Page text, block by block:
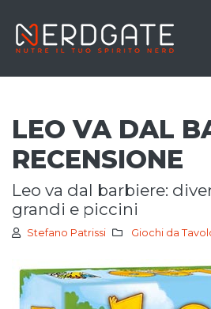
LEO VA DAL
RECENSIONE
leo va dal barbiere: divertimento per
grandi e piccini
Stefano Patrissi Giochi da